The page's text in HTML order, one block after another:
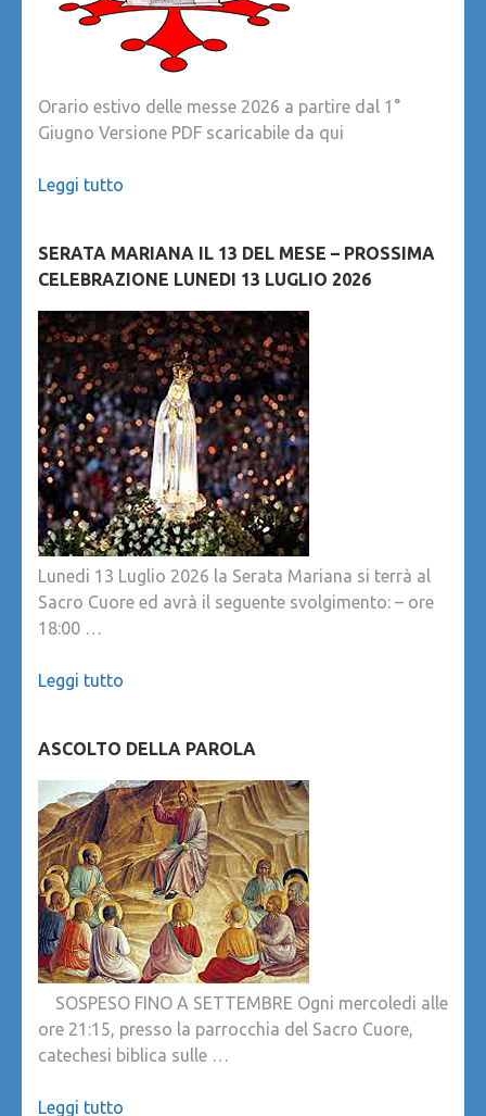
Orario estivo delle messe 2026 a partire dal 1°
Giugno Versione PDF scaricabile da qui
Leggi tutto
SERATA MARIANA IL 13 DEL MESE – PROSSIMA
CELEBRAZIONE LUNEDI 13 LUGLIO 2026
Lunedi 13 Luglio 2026 la Serata Mariana si terrà al
Sacro Cuore ed avrà il seguente svolgimento: – ore
18:00 …
Leggi tutto
ASCOLTO DELLA PAROLA
SOSPESO FINO A SETTEMBRE Ogni mercoledi alle
ore 21:15, presso la parrocchia del Sacro Cuore,
catechesi biblica sulle …
Leggi tutto